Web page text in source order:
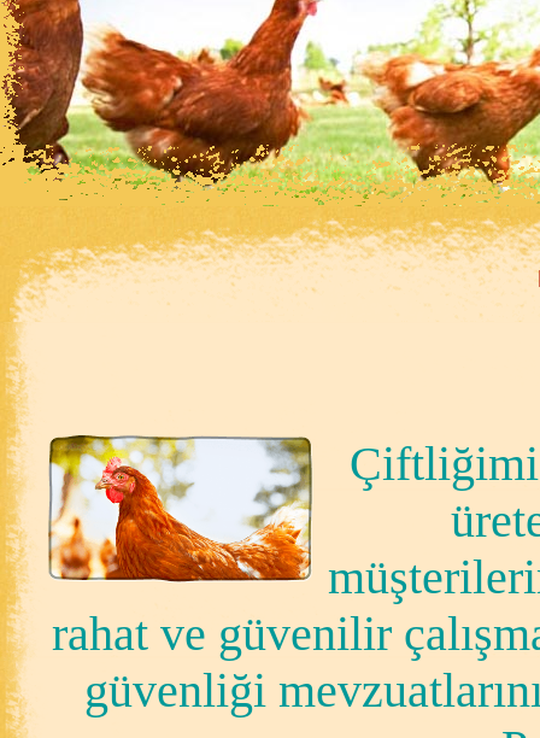
rahat ve güvenilir
güvenliği